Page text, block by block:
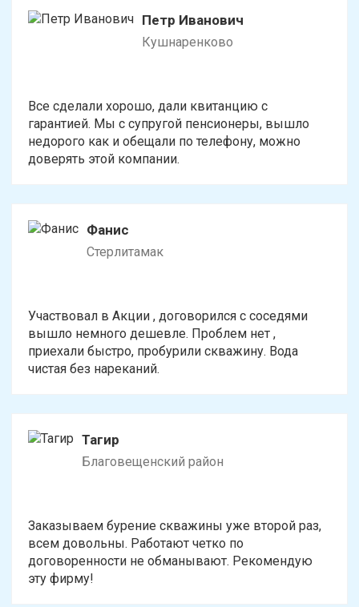
Языково
Петр Иванович
Кушнаренково
Все сделали хорошо, дали квитанцию с
гарантией. Мы с супругой пенсионеры, вышло
недорого как и обещали по телефону, можно
доверять этой компании.
Фанис
Стерлитамак
Участвовал в Акции , договорился с соседями
вышло немного дешевле. Проблем нет ,
приехали быстро, пробурили скважину. Вода
чистая без нареканий.
Тагир
Благовещенский район
Заказываем бурение скважины уже второй раз,
всем довольны. Работают четко по
договоренности не обманывают. Рекомендую
эту фирму!